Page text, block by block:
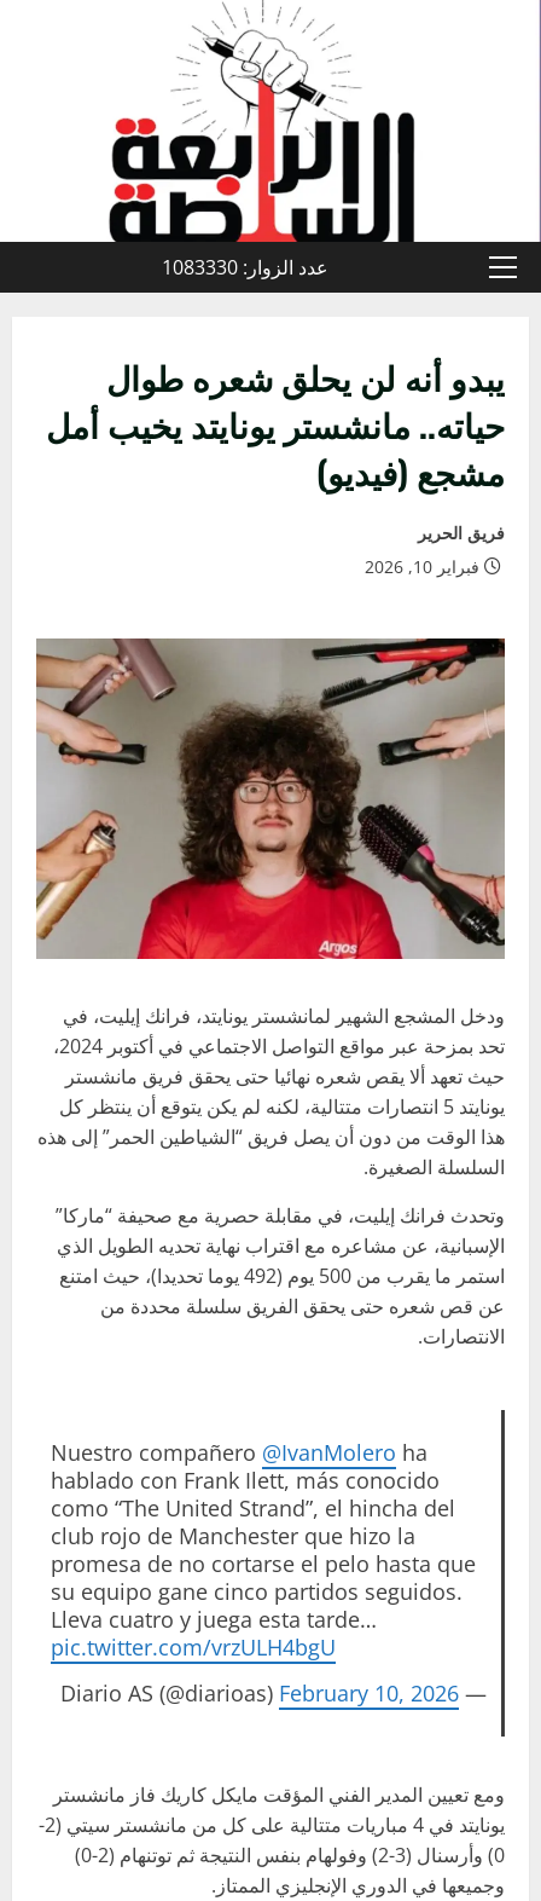
القائمة
عدد الزوار: 1083330
يبدو أنه لن يحلق شعره طوال
حياته.. مانشستر يونايتد يخيب أمل
مشجع (فيديو)
فريق الحرير
فبراير 10, 2026
ودخل المشجع الشهير لمانشستر يونايتد، فرانك إيليت، في
تحد بمزحة عبر مواقع التواصل الاجتماعي في أكتوبر 2024،
حيث تعهد ألا يقص شعره نهائيا حتى يحقق فريق مانشستر
يونايتد 5 انتصارات متتالية، لكنه لم يكن يتوقع أن ينتظر كل
هذا الوقت من دون أن يصل فريق “الشياطين الحمر” إلى هذه
السلسلة الصغيرة.
وتحدث فرانك إيليت، في مقابلة حصرية مع صحيفة “ماركا”
الإسبانية، عن مشاعره مع اقتراب نهاية تحديه الطويل الذي
استمر ما يقرب من 500 يوم (492 يوما تحديدا)، حيث امتنع
عن قص شعره حتى يحقق الفريق سلسلة محددة من
الانتصارات.
Nuestro compañero @IvanMolero ha
hablado con Frank Ilett, más conocido
como “The United Strand”, el hincha del
club rojo de Manchester que hizo la
promesa de no cortarse el pelo hasta que
su equipo gane cinco partidos seguidos.
Lleva cuatro y juega esta tarde…
pic.twitter.com/vrzULH4bgU
— Diario AS (@diarioas)
February 10, 2026
ومع تعيين المدير الفني المؤقت مايكل كاريك فاز مانشستر
يونايتد في 4 مباريات متتالية على كل من مانشستر سيتي (2-
0) وأرسنال (3-2) وفولهام بنفس النتيجة ثم توتنهام (2-0)
وجميعها في الدوري الإنجليزي الممتاز.